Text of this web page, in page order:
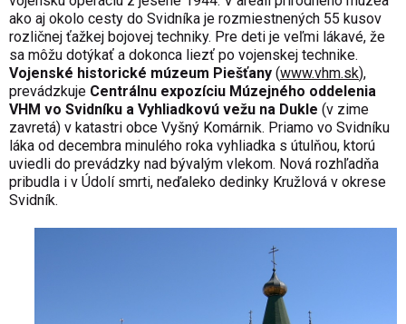
ako aj okolo cesty do Svidníka je rozmiestnených 55 kusov
rozličnej ťažkej bojovej techniky. Pre deti je veľmi lákavé, že
sa môžu dotýkať a dokonca liezť po vojenskej technike.
Vojenské historické múzeum Piešťany (www.vhm.sk),
prevádzkuje Centrálnu expozíciu Múzejného oddelenia
VHM vo Svidníku a Vyhliadkovú vežu na Dukle (v zime
zavretá) v katastri obce Vyšný Komárnik. Priamo vo Svidníku
láka od decembra minulého roka vyhliadka s útulňou, ktorú
uviedli do prevádzky nad bývalým vlekom. Nová rozhľadňa
pribudla i v Údolí smrti, neďaleko dedinky Kružlová v okrese
Svidník.